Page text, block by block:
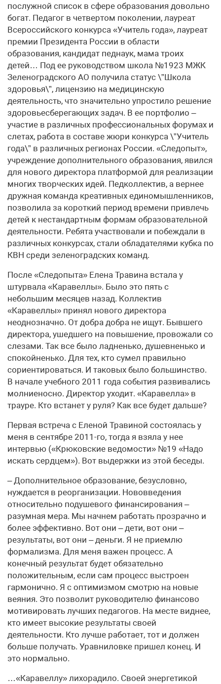
послужной список в сфере образования довольно
богат. Педагог в четвертом поколении, лауреат
Всероссийского конкурса «Учитель года», лауреат
премии Президента России в области
образования, кандидат педнаук, мама троих
детей… Под ее руководством школа №1923 МЖК
Зеленоградского АО получила статус \”Школа
здоровья\”, лицензию на медицинскую
деятельность, что значительно упростило решение
здоровьесберегающих задач. В ее портфолио –
участие в различных профессиональных форумах и
слетах, работа в составе жюри конкурса \”Учитель
года\” в различных регионах России. «Следопыт»,
учреждение дополнительного образования, явился
для нового директора платформой для реализации
многих творческих идей. Педколлектив, а вернее
дружная команда креативных единомышленников,
позволила за короткий период времени привлечь
детей к нестандартным формам образовательной
деятельности. Ребята участвовали и побеждали в
различных конкурсах, стали обладателями кубка по
КВН среди зеленоградских команд.
После «Следопыта» Елена Травина встала у
штурвала «Каравеллы». Было это пять с
небольшим месяцев назад. Коллектив
«Каравеллы» принял нового директора
неоднозначно. От добра добра не ищут. Бывшего
директора, ушедшего на повышение, провожали со
слезами. Так все было ладненько, душевненько и
спокойненько. Для тех, кто сумел правильно
сориентироваться. И таковых было большинство.
В начале учебного 2011 года события развивались
молниеносно. Директор уходит. «Каравелла» в
трауре. Кто встанет у руля? Как все будет дальше?
Первая встреча с Еленой Травиной состоялась у
меня в сентябре 2011-го, тогда я взяла у нее
интервью («Крюковские ведомости» №19 «Надо
искать сердцем»). Вот выдержки из этой беседы.
– Дополнительное образование, безусловно,
нуждается в реорганизации. Нововведения
относительно подушевого финансирования –
разумная мера. Мы начнем работать прозрачно и
более эффективно. Вот они – дети, вот они –
результаты, вот они – деньги. Я не приемлю
формализма. Для меня важен процесс. А
конечный результат будет обязательно
положительным, если сам процесс выстроен
гармонично. Я с оптимизмом смотрю на новые
веяния. Это позволит руководителю финансово
мотивировать лучших педагогов. На месте виднее,
кто имеет высокие результаты своей
деятельности. Кто лучше работает, тот и должен
больше получать. Уравниловке пришел конец. И
это нормально.
…«Каравеллу» лихорадило. Своей энергетикой